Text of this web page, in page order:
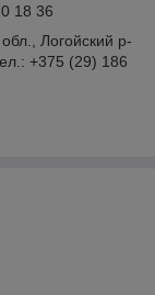
18 36
Логойский р-
+375 (29) 186